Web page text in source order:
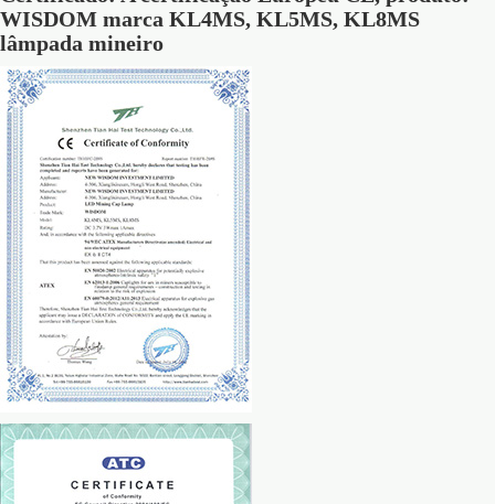
WISDOM marca KL4MS, KL5MS, KL8MS
lâmpada mineiro